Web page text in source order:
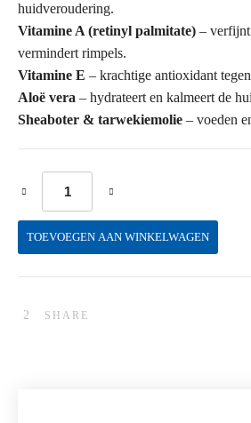
huidveroudering.
Vitamine A (retinyl palmitate) – verfijnt
vermindert rimpels.
Vitamine E – krachtige antioxidant
Aloë vera – hydrateert en kalmeert de
Sheaboter & tarwekiemolie – voeden
TOEVOEGEN AAN WINKELWAGEN
SHARE